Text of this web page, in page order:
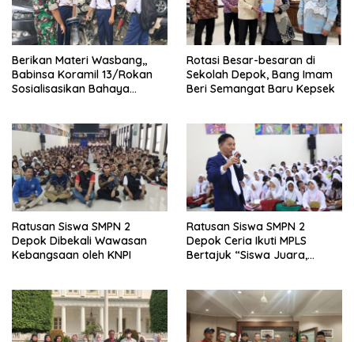
Berikan Materi Wasbang,,
Babinsa Koramil 13/Rokan
Sosialisasikan Bahaya
Rotasi Besar-besaran di
Sekolah Depok, Bang Imam
Beri Semangat Baru Kepsek
Ratusan Siswa SMPN 2
Depok Dibekali Wawasan
Kebangsaan oleh KNPI
Ratusan Siswa SMPN 2
Depok Ceria Ikuti MPLS
Bertajuk “Siswa Juara,